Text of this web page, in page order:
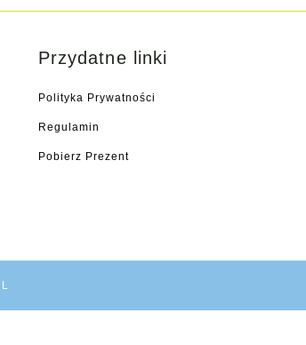
Przydatne linki
Polityka Prywatności
Regulamin
Pobierz Prezent